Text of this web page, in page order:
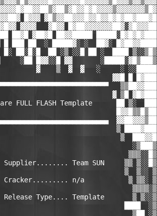
█▓▓▓ ▓█▒▓▓██▓▓▓█▓▓█▓▓█▓█▓██▓███▓█
▓▓▓▓   ▓█▓▓ █▓██▓▓▓▓▓▓▓██▓░▓█▓▓▓██
██▓█ ▓██▓█ ██▓▓█████ █████░█▓█▓█▓███
███ ██  ░ █████▓░ ░  ██▓░ █▓██▓▓████
██░█░█  ██ ░▒ ░░█ ██ ░  ████ ▒░░▒█▒
░██ █▓▓░░█ ▓▓       ░█████░▓█▒███▒
▓    ▒  ▓  ▓   ░     ░ ░░█████
▓▓█ █ █▓███
▒▒██▓▓███
▓ ▒█ ▓█▓███
FULL FLASH Template      ██ ▒░  ███
█▓▓█▒▒█▒██
▓▓██▓▓▓▒██
▒ ████▓███
▒  ███▓▓█
░▒███▒
▒▒▒░░█▒
Supplier........ Team SUN     ▒▒ ▒░░█▒
▒  ▒░░ ▒
Cracker......... n/a           ▒ ▒▒░ ▒
▒▒▒▒░▒
Type.... Template       ▒ ▒░░▒
████  ░▒
▒██ ░▒